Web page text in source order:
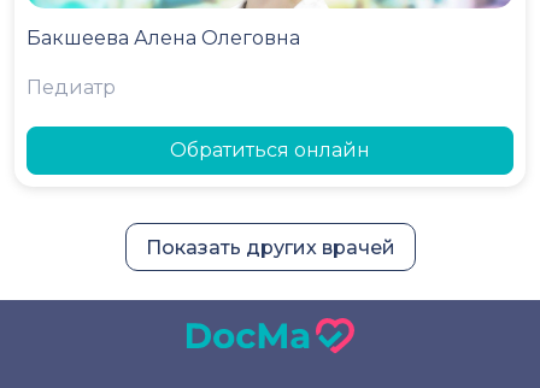
Бакшеева Алена Олеговна
Педиатр
Обратиться онлайн
Показать других врачей